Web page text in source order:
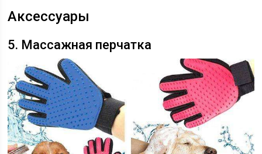
Аксессуары
5. Массажная перчатка